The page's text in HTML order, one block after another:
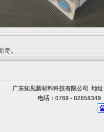
。
广东知见新材料科技有限公司 地
电话：0769 -